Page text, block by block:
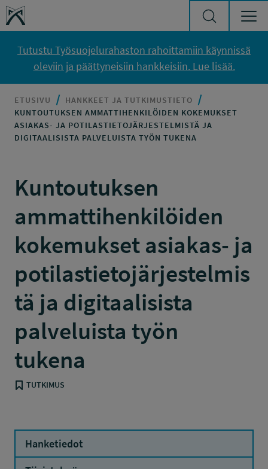
Siirry sisältöön
Työsuojelurahasto
Tutustu Työsuojelurahaston rahoittamiin käynnissä
oleviin ja päättyneisiin hankkeisiin. Lue lisää.
ETUSIVU
HANKKEET JA TUTKIMUSTIETO
KUNTOUTUKSEN AMMATTIHENKILÖIDEN KOKEMUKSET
ASIAKAS- JA POTILASTIETOJÄRJESTELMISTÄ JA
DIGITAALISISTA PALVELUISTA TYÖN TUKENA
Kuntoutuksen
ammattihenkilöiden
kokemukset asiakas- ja
potilastietojärjestelmis
tä ja digitaalisista
palveluista työn
tukena
TUTKIMUS
Hanketiedot